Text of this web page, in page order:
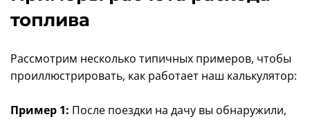
топлива
Рассмотрим несколько типичных примеров, чтобы
проиллюстрировать, как работает наш калькулятор:
Пример 1: После поездки на дачу вы обнаружили,